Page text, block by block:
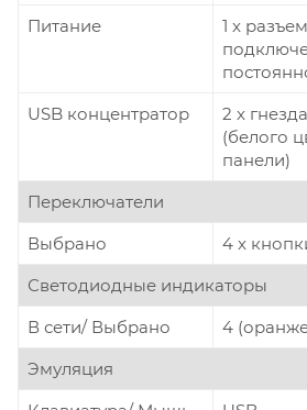
Питание
1 x
USB концентратор
2 x
(белого
панели)
Переключатели
Выбрано
4 x
Светодиодные индикаторы
В сети/ Выбрано
4
Эмуляция